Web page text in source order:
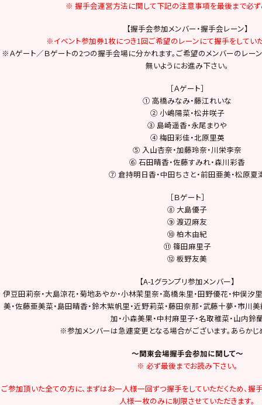
※ 握手会運営方法に関して下記の注意事項を最後まで必ず
【握手会参加メンバー・握手会レーン】
※イベント参加券1枚につき1回ご希望のレーンにて握手をしていた
※Ａゲート／Ｂゲートの2つの握手会場に分かれます。ご希望のメンバーのレー
無いようにお進み下さい。
［Ａゲート］
① 高橋みなみ・藤江れいな
② 小嶋陽菜・松井咲子
③ 島崎遥香・永尾まりや
④ 梅田彩佳・北原里英
⑤ 入山杏奈・加藤玲奈・川栄李奈
⑥ 石田晴香・佐藤すみれ・森川彩香
⑦ 倉持明日香・中田ちさと・前田亜美・松原夏
［Ｂゲート］
⑧ 大島優子
⑨ 渡辺麻友
⑩ 柏木由紀
⑪ 篠田麻里子
⑫ 板野友美
【A-1グランプリ参加メンバー】
伊豆田莉奈・大島涼花・菊地あやか・小林茉里奈・高橋朱里・田野優花・仲俣汐
美・佐藤亜美菜・島田晴香・鈴木紫帆里・近野莉菜・藤田奈那・武藤十夢・市川
加・小森美果・中村麻里子・名取稚菜・山内鈴
※参加メンバーは急遽変更となる場合がございます。あらかじ
～関東会場握手会参加に関して～
※ 必ず最後までお読み下さい。
ご参加頂いた全ての方に、まずはお一人様一回ずつ握手をしていただくため、
人様一枚のみに制限させていただきます。